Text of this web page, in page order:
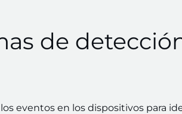
de
eventos en los dispositivos para